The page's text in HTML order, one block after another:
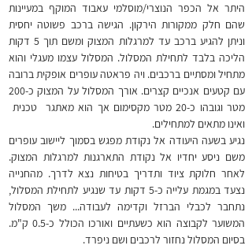
היתר אל הכפר הנוצרי/מוסלמי עאבוד המוקף במעיינות
שהם חלק ממקורות הירקון. הגישה ברכב פשוטה יחסית
וניתן להגיע ברכב עד למרגלות המצוק ומשם תוך 5 דקות
הליכה בלבד לתחילת המסלול. המסלול עצמו מעגלי והוא
מתחיל ומסתיים ברכבים. ויה פראטה עופרים אופקית ברובה
עם קטעים אנכיים קצרים. אורך המסלול על המצוק כ-200
מטר וגובהו כ-20 מטר מקסימום אך הוא מאתגר טכנית
ואינו מתאים למתחילים.
נגיע בשעה היעודה אל נקודת מפגש בסמוך ליישוב עופרים
משם ניסע יחדיו אל נקודת התארגנות למרגלות המצוק.
לאחר חלוקת ציוד ותדריך בטיחות נצא לדרך. מהחנייה
נצעד במגמת עלייה כ-5 דקות עד שנגיע לתחילת המסלול,
נתחבר לכבלי הברזל וקדימה לעבודה... משך המסלול
המשוער לקבוצה הוא כשעתיים ואורכו הכולל כ-0.5 ק"מ.
בסיום המסלול נחזור לרכבים ושם ניפרד.